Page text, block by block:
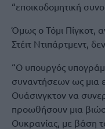
“εποικοδομητική
Όμως ο Τόμι Πίγκοτ,
Στέιτ Ντιπάρτμεντ,
“Ο υπουργός
συναντήσεων ως μια
Ουάσινγκτον να
προωθήσουν μια
Ουκρανίας, με βάση